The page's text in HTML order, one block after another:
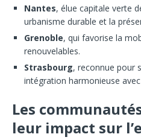
Nantes, élue capitale verte
urbanisme durable et la
Grenoble, qui favorise la
renouvelables.
Strasbourg, reconnue pour
intégration harmonieuse avec
Les
leur impact sur